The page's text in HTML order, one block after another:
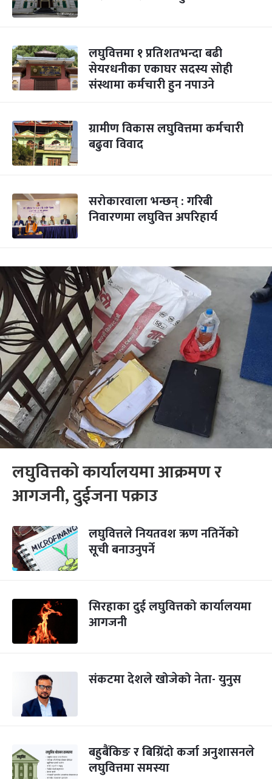
लघुवित्तमा १ प्रतिशतभन्दा बढी
सेयरधनीका एकाघर सदस्य सोही
संस्थामा कर्मचारी हुन नपाउने
ग्रामीण विकास लघुवित्तमा कर्मचारी
बढुवा विवाद
सरोकारवाला भन्छन् : गरिबी
निवारणमा लघुवित्त अपरिहार्य
लघुवित्तको कार्यालयमा आक्रमण र
आगजनी, दुईजना पक्राउ
लघुवित्तले नियतवश ऋण नतिर्नेको
सूची बनाउनुपर्ने
सिरहाका दुई लघुवित्तको कार्यालयमा
आगजनी
संकटमा देशले खोजेको नेता- युनुस
बहुबैंकिङ र बिग्रिँदो कर्जा अनुशासनले
लघुवित्तमा समस्या